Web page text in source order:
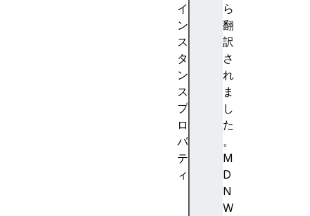
ら
翻
訳
さ
れ
ま
し
た
。
M
D
N
W
イ
ン
ス
タ
ン
ス
プ
ロ
パ
テ
ィ